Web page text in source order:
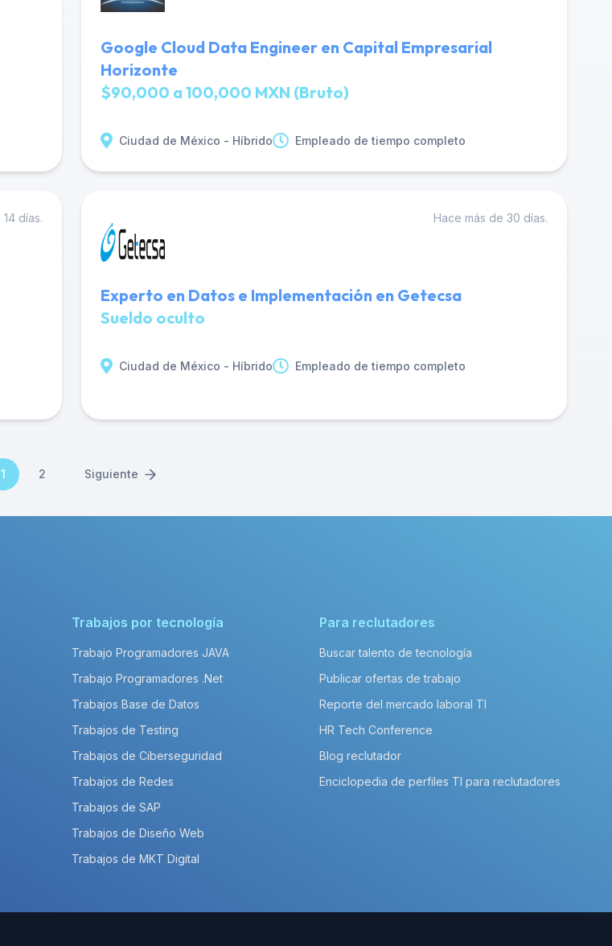
Google Cloud Data Engineer en Capital Empresarial
Horizonte
$90,000 a 100,000 MXN (Bruto)
Ciudad de México - Híbrido Empleado de tiempo completo
14 días. Hace más de 30 días.
Experto en Datos e Implementación en Getecsa
Sueldo oculto
Ciudad de México - Híbrido Empleado de tiempo completo
1 2 Siguiente
Trabajos por tecnología
Trabajo Programadores JAVA
Trabajo Programadores .Net
Trabajos Base de Datos
Trabajos de Testing
Trabajos de Ciberseguridad
Trabajos de Redes
Trabajos de SAP
Trabajos de Diseño Web
Trabajos de MKT Digital
Para reclutadores
Buscar talento de tecnología
Publicar ofertas de trabajo
Reporte del mercado laboral TI
HR Tech Conference
Blog reclutador
Enciclopedia de perfiles TI para reclutadores